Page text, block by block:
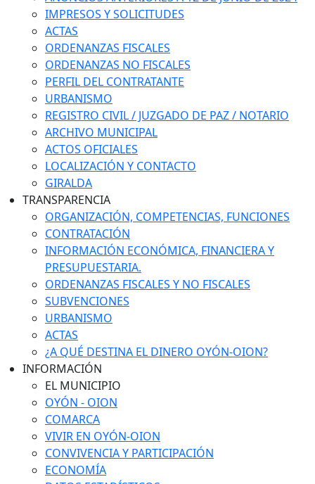
IMPRESOS Y SOLICITUDES
ACTAS
ORDENANZAS FISCALES
ORDENANZAS NO FISCALES
PERFIL DEL CONTRATANTE
URBANISMO
REGISTRO CIVIL / JUZGADO DE PAZ / NOTARIO
ARCHIVO MUNICIPAL
ACTOS OFICIALES
LOCALIZACIÓN Y CONTACTO
GIRALDA
TRANSPARENCIA
ORGANIZACIÓN, COMPETENCIAS, FUNCIONES
CONTRATACIÓN
INFORMACIÓN ECONÓMICA, FINANCIERA Y
PRESUPUESTARIA.
ORDENANZAS FISCALES Y NO FISCALES
SUBVENCIONES
URBANISMO
ACTAS
¿A QUÉ DESTINA EL DINERO OYÓN-OION?
INFORMACIÓN
EL MUNICIPIO
OYÓN - OION
COMARCA
VIVIR EN OYÓN-OION
CONVIVENCIA Y PARTICIPACIÓN
ECONOMÍA